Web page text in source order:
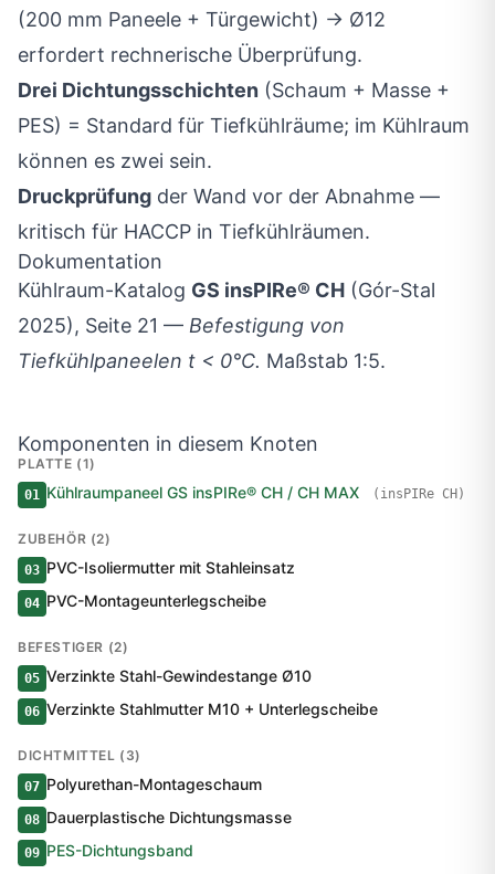
(200 mm Paneele + Türgewicht) → Ø12
erfordert rechnerische Überprüfung.
Drei Dichtungsschichten (Schaum + Masse +
PES) = Standard für Tiefkühlräume; im Kühlraum
können es zwei sein.
Druckprüfung der Wand vor der Abnahme —
kritisch für HACCP in Tiefkühlräumen.
Dokumentation
Kühlraum-Katalog GS insPIRe® CH (Gór-Stal
2025), Seite 21 — Befestigung von
Tiefkühlpaneelen t < 0°C. Maßstab 1:5.
Komponenten in diesem Knoten
PLATTE (1)
01 Kühlraumpaneel GS insPIRe® CH / CH MAX (insPIRe CH)
ZUBEHÖR (2)
03 PVC-Isoliermutter mit Stahleinsatz
04 PVC-Montageunterlegscheibe
BEFESTIGER (2)
05 Verzinkte Stahl-Gewindestange Ø10
06 Verzinkte Stahlmutter M10 + Unterlegscheibe
DICHTMITTEL (3)
07 Polyurethan-Montageschaum
08 Dauerplastische Dichtungsmasse
09 PES-Dichtungsband